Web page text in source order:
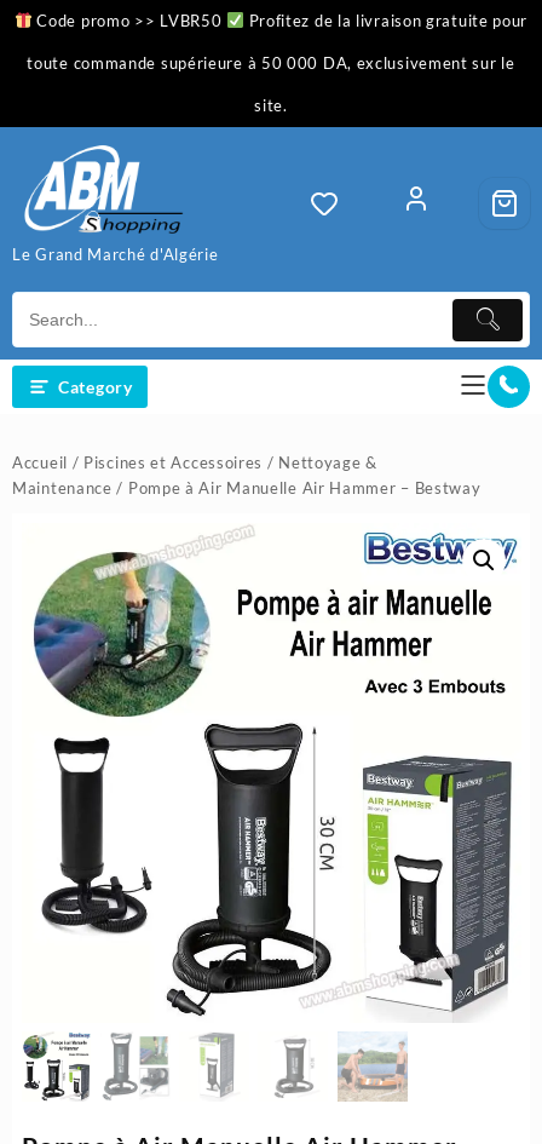
Skip
content
Code promo >> LVBR50 Profitez de la livraison gratuite pour
toute commande supérieure à 50 000 DA, exclusivement sur le
site.
Le Grand Marché d'Algérie
Category
Accueil / Piscines et Accessoires / Nettoyage &
Maintenance / Pompe à Air Manuelle Air Hammer – Bestway